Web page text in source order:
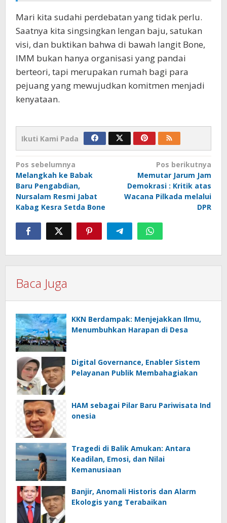
Mari kita sudahi perdebatan yang tidak perlu.
Saatnya kita singsingkan lengan baju, satukan
visi, dan buktikan bahwa di bawah langit Bone,
IMM bukan hanya organisasi yang pandai
berteori, tapi merupakan rumah bagi para
pejuang yang mewujudkan komitmen menjadi
kenyataan.
Ikuti Kami Pada
Navigasi
pos
Pos sebelumnya
Melangkah ke Babak
Baru Pengabdian,
Nursalam Resmi Jabat
Kabag Kesra Setda Bone
Pos berikutnya
Memutar Jarum Jam
Demokrasi : Kritik atas
Wacana Pilkada melalui
DPR
Baca Juga
KKN Berdampak: Menjejakkan Ilmu,
Menumbuhkan Harapan di Desa
Digital Governance, Enabler Sistem
Pelayanan Publik Membahagiakan
HAM sebagai Pilar Baru Pariwisata Ind
onesia
Tragedi di Balik Amukan: Antara
Keadilan, Emosi, dan Nilai
Kemanusiaan
Banjir, Anomali Historis dan Alarm
Ekologis yang Terabaikan